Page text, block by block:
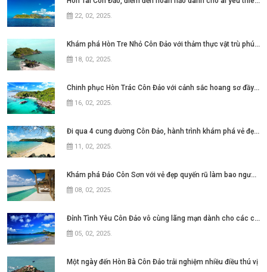
22, 02, 2025
Khám phá Hòn Tre Nhỏ Côn Đảo với thảm thực vật trù phú đầy ấn tượng
18, 02, 2025
Chinh phục Hòn Trác Côn Đảo với cảnh sắc hoang sơ đầy ấn tượng
16, 02, 2025
Đi qua 4 cung đường Côn Đảo, hành trình khám phá vẻ đẹp quyến rũ
11, 02, 2025
Khám phá Đảo Côn Sơn với vẻ đẹp quyến rũ làm bao người đắm say
08, 02, 2025
Đỉnh Tình Yêu Côn Đảo vô cùng lãng mạn dành cho các cặp đôi
05, 02, 2025
Một ngày đến Hòn Bà Côn Đảo trải nghiệm nhiều điều thú vị